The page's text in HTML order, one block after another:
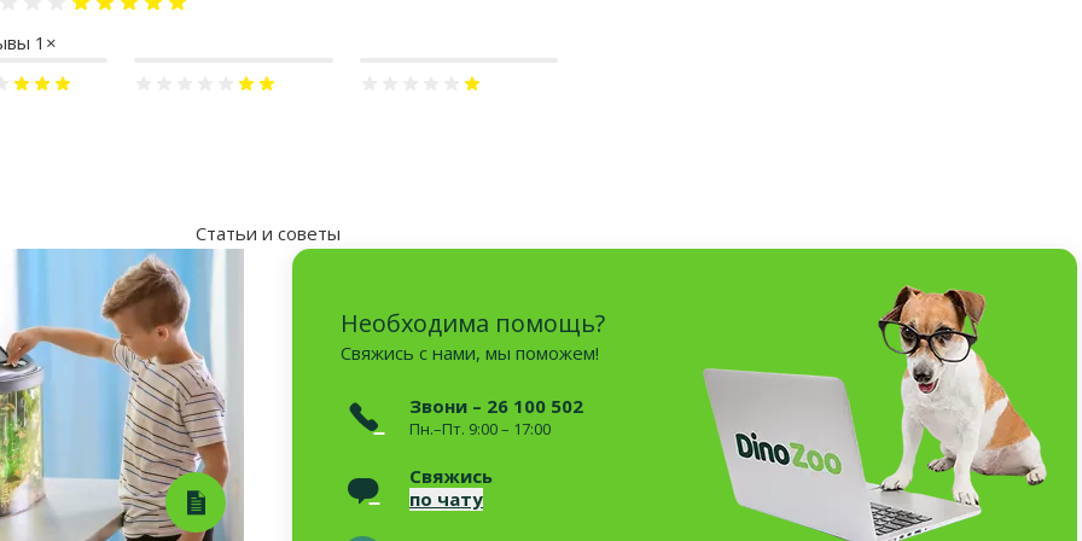
1×
Оценка 100%
Оценка 40% Оценка 20%
Статьи и советы
Необходима помощь?
Свяжись с нами, мы поможем!
Звони – 26 100 502
Пн.–Пт. 9:00 – 17:00
Свяжись
по чату